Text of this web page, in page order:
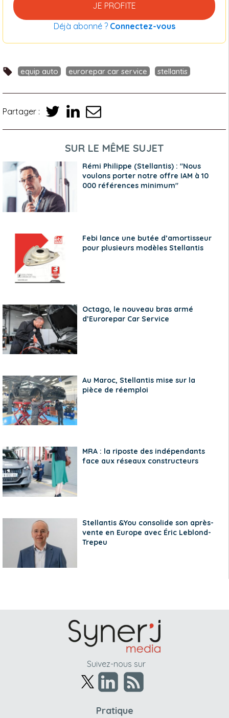
JE PROFITE
Déjà abonné ? Connectez-vous
equip auto eurorepar car service stellantis
Partager :
SUR LE MÊME SUJET
Rémi Philippe (Stellantis) : "Nous
voulons porter notre offre IAM à 10
000 références minimum"
Febi lance une butée d’amortisseur
pour plusieurs modèles Stellantis
Octago, le nouveau bras armé
d’Eurorepar Car Service
Au Maroc, Stellantis mise sur la
pièce de réemploi
MRA : la riposte des indépendants
face aux réseaux constructeurs
Stellantis &You consolide son après-
vente en Europe avec Éric Leblond-
Trepeu
Suivez-nous sur
Pratique